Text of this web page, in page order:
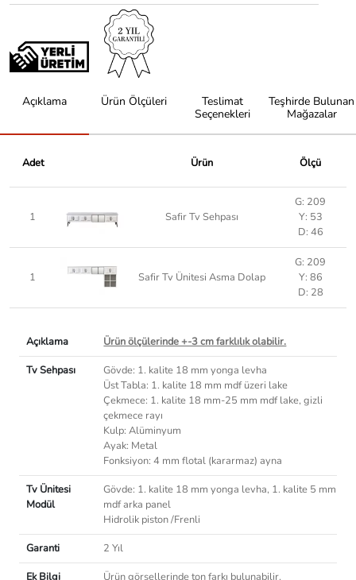
rayı ile kolay kullanım elde edebilirsiniz. İder Mobilya’nın
hazırladığı Safir TV ünitesi alüminyum kulp, metal ayak
özellikleriyle estetik bir görünüme kavuştururken flotal
(kararmaz) aynası ile evinizin vazgeçilmezi haline
getirebilirsiniz. 1.kalite gövde ve aynalı kapak özelliğiyle frenli
tv ünitesi modül ile kendinize kullanım kolaylığı
ömürlü kullanım imkanı bulmak isterseniz sayfamızdan satın
Açıklama Ürün Ölçüleri
Teslimat
Seçenekleri
Teşhirde Bulunan
Mağazalar
Adet Ürün Ölçü
1 Safir Tv Sehpası
G: 209
Y: 53
D: 46
1 Safir Tv Ünitesi Asma Dolap
G: 209
Y: 86
D: 28
Açıklama
Ürün ölçülerinde +-3 cm farklılık olabilir.
Tv Sehpası
Gövde: 1. kalite 18 mm yonga levha
Üst Tabla: 1. kalite 18 mm mdf üzeri lake
Çekmece: 1. kalite 18 mm-25 mm mdf lake, gizli
çekmece rayı
Kulp: Alüminyum
Ayak: Metal
Fonksiyon: 4 mm flotal (kararmaz) ayna
Tv Ünitesi
Modül
Gövde: 1. kalite 18 mm yonga levha, 1. kalite 5 mm
mdf arka panel
Hidrolik piston /Frenli
Garanti
2 Yıl